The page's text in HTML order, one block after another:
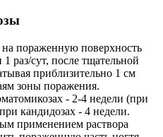
пораженную поверхность
раз/сут, после тщательной
приблизительно 1 см
зоны поражения.
- 2-4 недели (при
кандидозах - 4 недели.
применением раствора